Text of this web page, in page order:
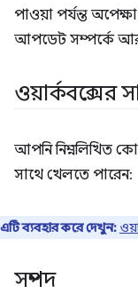
পাওয়া পর্যন্ত
আপডেট সম্পর্কে
ওয়ার্কবক্সের
আপনি নিম্নলিখিত
সাথে খেলতে পারেন:
এটি ব্যবহার করে দেখুন:
সম্পদ